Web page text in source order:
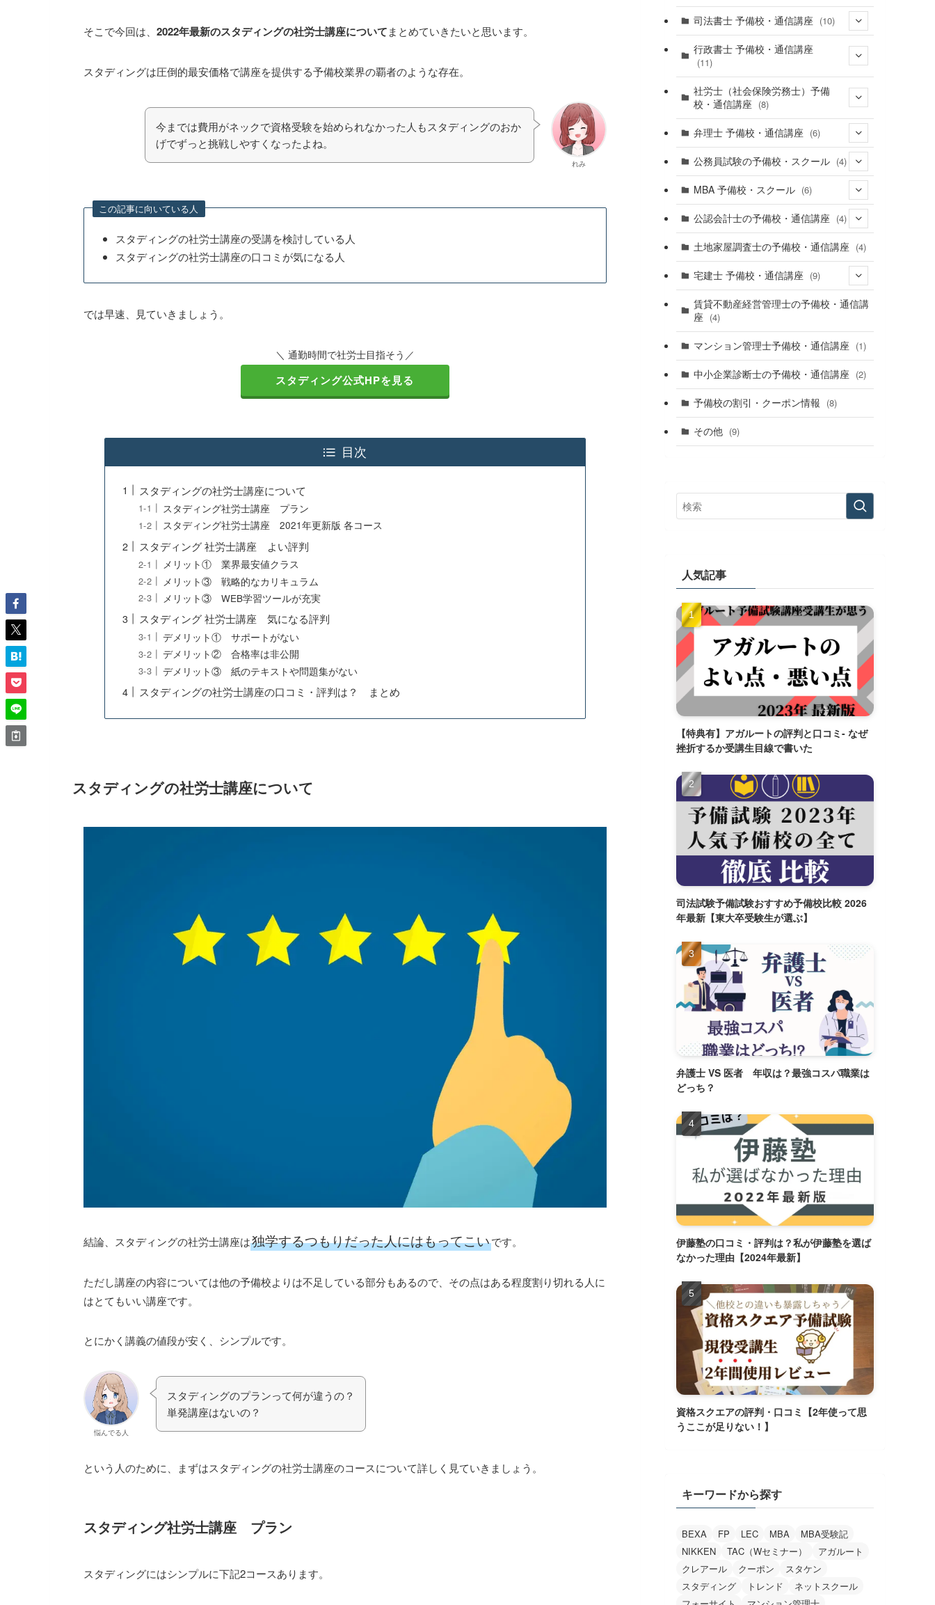
そこで今回は、 2022年最新のスタディングの社労士講座についてまとめていきたいと思います。
スタディングは圧倒的最安価格で講座を提供する予備校業界の覇者のような存在。
れみ
今までは費用がネックで資格受験を始められなかった人もスタディングのおか
げでずっと挑戦しやすくなったよね。
この記事に向いている人
スタディングの社労士講座の受講を検討している人
スタディングの社労士講座の口コミが気になる人
では早速、見ていきましょう。
＼ 通勤時間で社労士目指そう／
スタディング公式HPを見る
目次
スタディングの社労士講座について
スタディング社労士講座 プラン
スタディング社労士講座 2021年更新版 各コース
スタディング 社労士講座 よい評判
メリット① 業界最安値クラス
メリット③ 戦略的なカリキュラム
メリット③ WEB学習ツールが充実
スタディング 社労士講座 気になる評判
デメリット① サポートがない
デメリット② 合格率は非公開
デメリット③ 紙のテキストや問題集がない
スタディングの社労士講座の口コミ・評判は？ まとめ
スタディングの社労士講座について
結論、スタディングの社労士講座は独学するつもりだった人にはもってこいです。
ただし講座の内容については他の予備校よりは不足している部分もあるので、その点はある程度割り切れる人に
はとてもいい講座です。
とにかく講義の値段が安く、シンプルです。
悩んでる人
スタディングのプランって何が違うの？
単発講座はないの？
という人のために、まずはスタディングの社労士講座のコースについて詳しく見ていきましょう。
スタディング社労士講座 プラン
スタディングにはシンプルに下記2コースあります。
(16)
(6)
司法書士 予備校・通信講座 (10)
行政書士 予備校・通信講座
(11)
(9)
社労士（社会保険労務士）予備
校・通信講座 (8)
弁理士 予備校・通信講座 (6)
(4)
公務員試験の予備校・スクール (4)
(3)
MBA 予備校・スクール (6)
(2)
(1)
(3)
公認会計士の予備校・通信講座 (4)
土地家屋調査士の予備校・通信講座 (4)
宅建士 予備校・通信講座 (9)
(7)
賃貸不動産経営管理士の予備校・通信講
座 (4)
マンション管理士予備校・通信講座 (1)
中小企業診断士の予備校・通信講座 (2)
予備校の割引・クーポン情報 (8)
その他 (9)
人気記事
【特典有】アガルートの評判と口コミ- なぜ
挫折するか受講生目線で書いた
司法試験予備試験おすすめ予備校比較 2026
年最新【東大卒受験生が選ぶ】
弁護士 VS 医者 年収は？最強コスパ職業は
どっち？
伊藤塾の口コミ・評判は？私が伊藤塾を選ば
なかった理由【2024年最新】
資格スクエアの評判・口コミ【2年使って思
うここが足りない！】
キーワードから探す
BEXA FP LEC MBA
MBA受験記
NIKKEN
TAC（Wセミナー）
アガルート
クレアール
クーポン
スタケン
スタディング
トレンド
ネットスクール